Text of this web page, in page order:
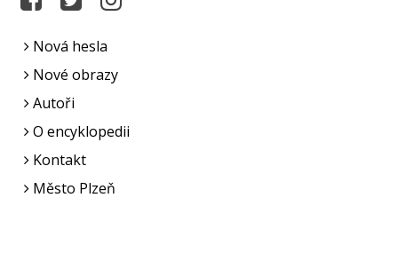
Nová hesla
Nové obrazy
Autoři
O encyklopedii
Kontakt
Město Plzeň